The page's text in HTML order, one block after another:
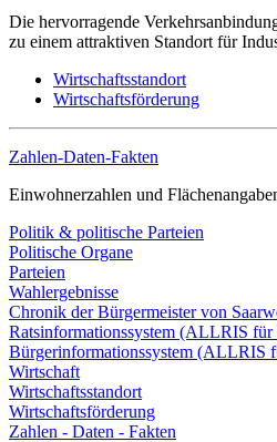
Die hervorragende
zu einem attraktiven Standort für
Wirtschaftsstandort
Wirtschaftsförderung
Zahlen-Daten-Fakten
Einwohnerzahlen und
Politik & politische Parteien
Politische Organe
Parteien
Wahlergebnisse
Chronik der Bürgermeister von
Ratsinformationssystem (ALLRIS für
Bürgerinformationssystem (ALLRIS
Wirtschaft
Wirtschaftsstandort
Wirtschaftsförderung
Zahlen - Daten - Fakten